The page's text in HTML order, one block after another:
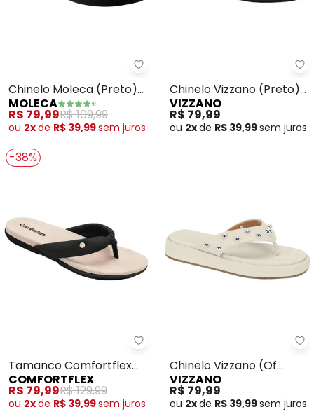
Moleca - Chinelo Moleca
Chinelo Moleca (Preto)
em Sintético
MOLECA
R$ 79,99R$ 109,99
ou 2xde R$ 39,99sem juros
Chinelo Vizzano (Preto)
em Sintético
VIZZANO
R$ 79,99
ou 2xde R$ 39,99sem juros
-38%
Comfortflex - Tamanco
Tamanco Comfortflex
(Preto)
COMFORTFLEX
R$ 79,99R$ 129,99
ou 2xde R$ 39,99sem juros
Chinelo Vizzano (Of
White) em Sintético
VIZZANO
R$ 79,99
ou 2xde R$ 39,99sem juros